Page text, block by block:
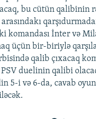
bu cütün qalibinin
komandası İnter və
üçün bir-biriylə
qalib çıxacaq
duelinin qalibi
5-i və 6-da, cavab